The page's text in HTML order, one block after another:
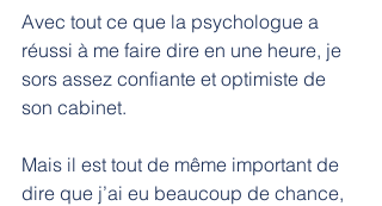
Avec tout ce que la psychologue a
réussi à me faire dire en une heure, je
sors assez confiante et optimiste de
son cabinet.
Mais il est tout de même important de
dire que j’ai eu beaucoup de chance,